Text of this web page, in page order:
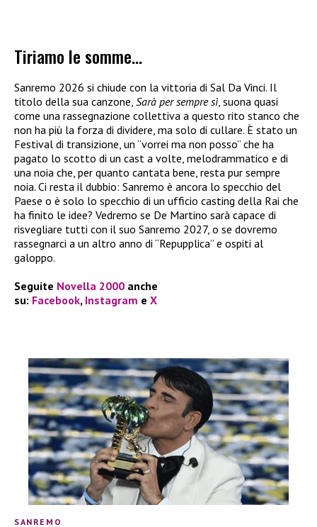
Tiriamo le somme…
Sanremo 2026 si chiude con la vittoria di Sal Da Vinci. Il
titolo della sua canzone, Sarà per sempre sì, suona quasi
come una rassegnazione collettiva a questo rito stanco che
non ha più la forza di dividere, ma solo di cullare. È stato un
Festival di transizione, un “vorrei ma non posso” che ha
pagato lo scotto di un cast a volte, melodrammatico e di
una noia che, per quanto cantata bene, resta pur sempre
noia. Ci resta il dubbio: Sanremo è ancora lo specchio del
Paese o è solo lo specchio di un ufficio casting della Rai che
ha finito le idee? Vedremo se De Martino sarà capace di
risvegliare tutti con il suo Sanremo 2027, o se dovremo
rassegnarci a un altro anno di “Repupplica” e ospiti al
galoppo.
Seguite Novella 2000 anche
su: Facebook, Instagram e X
SANREMO